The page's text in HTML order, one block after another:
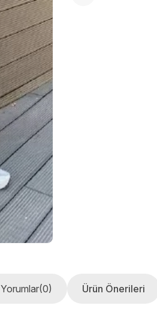
Yorumlar(0) Ürün Önerileri